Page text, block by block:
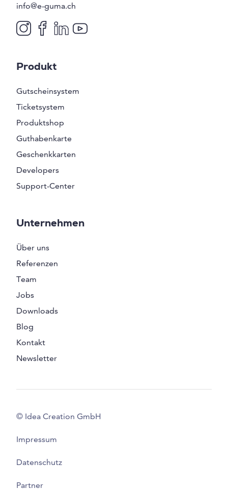
info@e-guma.ch
Produkt
Gutscheinsystem
Ticketsystem
Produktshop
Guthabenkarte
Geschenkkarten
Developers
Support-Center
Unternehmen
Über uns
Referenzen
Team
Jobs
Downloads
Blog
Kontakt
Newsletter
© Idea Creation GmbH
Impressum
Datenschutz
Partner